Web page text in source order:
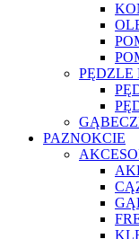
PĘDZLE
PAZNOKCIE